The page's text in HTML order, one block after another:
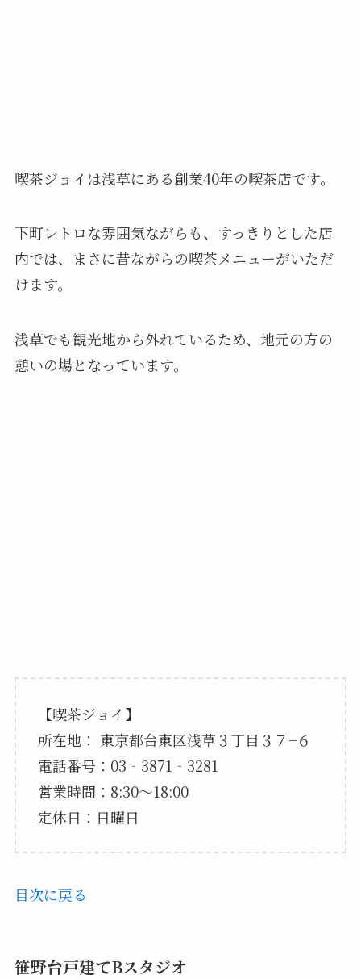
喫茶ジョイは浅草にある創業40年の喫茶店です。
下町レトロな雰囲気ながらも、すっきりとした店
内では、まさに昔ながらの喫茶メニューがいただ
けます。
浅草でも観光地から外れているため、地元の方の
憩いの場となっています。
【喫茶ジョイ】
所在地： 東京都台東区浅草３丁目３７−６
電話番号：03‐3871‐3281
営業時間：8:30～18:00
定休日：日曜日
目次に戻る
笹野台戸建てBスタジオ